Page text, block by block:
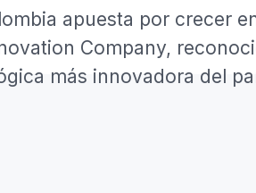
apuesta por crecer
Company,
más innovadora del